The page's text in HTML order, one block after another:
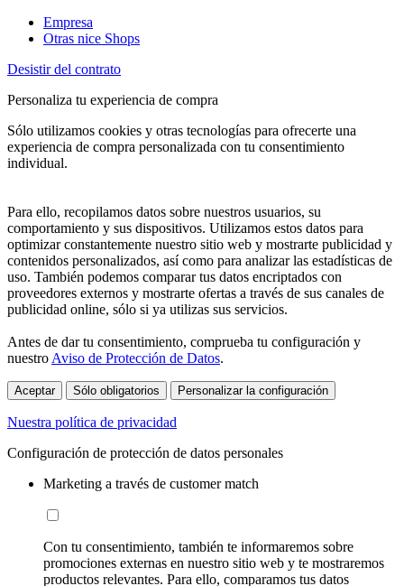
Empresa
Otras nice Shops
Desistir del contrato
Personaliza tu experiencia de compra
Sólo utilizamos cookies y otras tecnologías para ofrecerte una
experiencia de compra personalizada con tu consentimiento
individual.
Para ello, recopilamos datos sobre nuestros usuarios, su
comportamiento y sus dispositivos. Utilizamos estos datos para
optimizar constantemente nuestro sitio web y mostrarte publicidad y
contenidos personalizados, así como para analizar las estadísticas de
uso. También podemos comparar tus datos encriptados con
proveedores externos y mostrarte ofertas a través de sus canales de
publicidad online, sólo si ya utilizas sus servicios.
Antes de dar tu consentimiento, comprueba tu configuración y
nuestro Aviso de Protección de Datos.
Aceptar Sólo obligatorios Personalizar la configuración
Nuestra política de privacidad
Configuración de protección de datos personales
Marketing a través de customer match
Con tu consentimiento, también te informaremos sobre
promociones externas en nuestro sitio web y te mostraremos
productos relevantes. Para ello, comparamos tus datos